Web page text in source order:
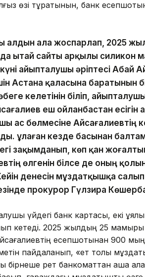
өзі тұратынын, банк
алдын ала жоспарлап, 2025
Қытай сайты арқылы силикон
айыпталушы әріптесі Абай
Астана қаласына баратынын
келетінін біліп,
еш ойланбастан
ас бөлмесіне Айсағалиевтің
Құлаған кезде басынан
зақымданып, көп қан
өлгенін білсе де оның
денесін мұздатқышқа
прокурор Гүлзира
үйдегі банк картасы, екі
кетеді. 2025 жылдың 25 мамыры
есепшотынан 900
пайдаланып, «ет толы
бірнеше рет банкоматтан ақша